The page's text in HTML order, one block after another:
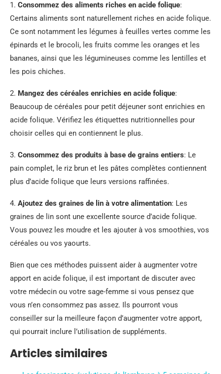
1. Consommez des aliments riches en acide folique:
Certains aliments sont naturellement riches en acide folique.
Ce sont notamment les légumes à feuilles vertes comme les
épinards et le brocoli, les fruits comme les oranges et les
bananes, ainsi que les légumineuses comme les lentilles et
les pois chiches.
2. Mangez des céréales enrichies en acide folique:
Beaucoup de céréales pour petit déjeuner sont enrichies en
acide folique. Vérifiez les étiquettes nutritionnelles pour
choisir celles qui en contiennent le plus.
3. Consommez des produits à base de grains entiers: Le
pain complet, le riz brun et les pâtes complètes contiennent
plus d’acide folique que leurs versions raffinées.
4. Ajoutez des graines de lin à votre alimentation: Les
graines de lin sont une excellente source d’acide folique.
Vous pouvez les moudre et les ajouter à vos smoothies, vos
céréales ou vos yaourts.
Bien que ces méthodes puissent aider à augmenter votre
apport en acide folique, il est important de discuter avec
votre médecin ou votre sage-femme si vous pensez que
vous n’en consommez pas assez. Ils pourront vous
conseiller sur la meilleure façon d’augmenter votre apport,
qui pourrait inclure l’utilisation de suppléments.
Articles similaires